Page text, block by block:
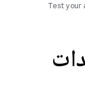
Test your